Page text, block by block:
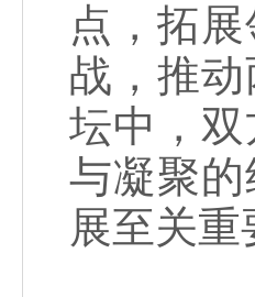
点，拓
战，推
坛中，
与凝聚
展至关